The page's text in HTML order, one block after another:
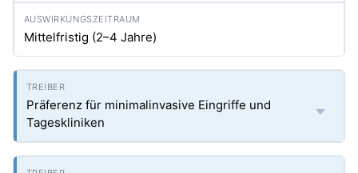
Mittelfristig (2–4 Jahre)
Präferenz für minimalinvasive Eingriffe und
Tageskliniken